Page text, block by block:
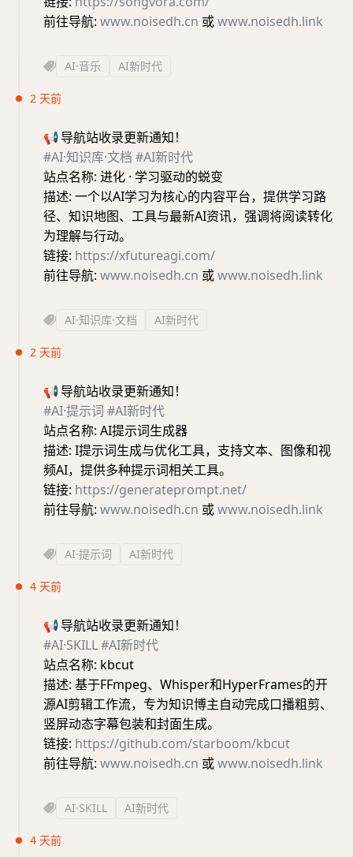
前往导航: www.noisedh.cn 或www.noisedh.link
AI·音乐 AI新时代
2 天前
📢导航站收录更新通知！
#AI·知识库·文档 #AI新时代
站点名称: 进化 · 学习驱动的蜕变
描述: 一个以AI学习为核心的内容平台，提供学习路
径、知识地图、工具与最新AI资讯，强调将阅读转化
为理解与行动。
链接: https://xfutureagi.com/
前往导航: www.noisedh.cn 或www.noisedh.link
AI·知识库·文档 AI新时代
2 天前
📢导航站收录更新通知！
#AI·提示词 #AI新时代
站点名称: AI提示词生成器
描述: I提示词生成与优化工具，支持文本、图像和视
频AI，提供多种提示词相关工具。
链接: https://generateprompt.net/
前往导航: www.noisedh.cn 或www.noisedh.link
AI·提示词 AI新时代
4 天前
📢导航站收录更新通知！
#AI·SKILL#AI新时代
站点名称: kbcut
描述: 基于FFmpeg、Whisper和HyperFrames的开
源AI剪辑工作流，专为知识博主自动完成口播粗剪、
竖屏动态字幕包装和封面生成。
链接: https://github.com/starboom/kbcut
前往导航: www.noisedh.cn 或www.noisedh.link
AI·SKILL AI新时代
4 天前